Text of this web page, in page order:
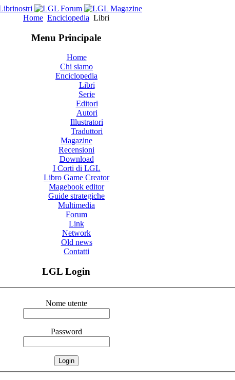
Home Enciclopedia Libri
Menu Principale
Home
Chi siamo
Enciclopedia
Libri
Serie
Editori
Autori
Illustratori
Traduttori
Magazine
Recensioni
Download
I Corti di LGL
Libro Game Creator
Magebook editor
Guide strategiche
Multimedia
Forum
Link
Network
Old news
Contatti
LGL Login
Nome utente
Password